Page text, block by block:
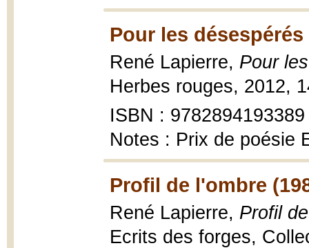
Pour les
René Lapierre, Pour
Herbes rouges, 2012,
ISBN : 9782894193389
Notes : Prix de poésie
Profil de l'ombre
René Lapierre, Profil
Ecrits des forges,